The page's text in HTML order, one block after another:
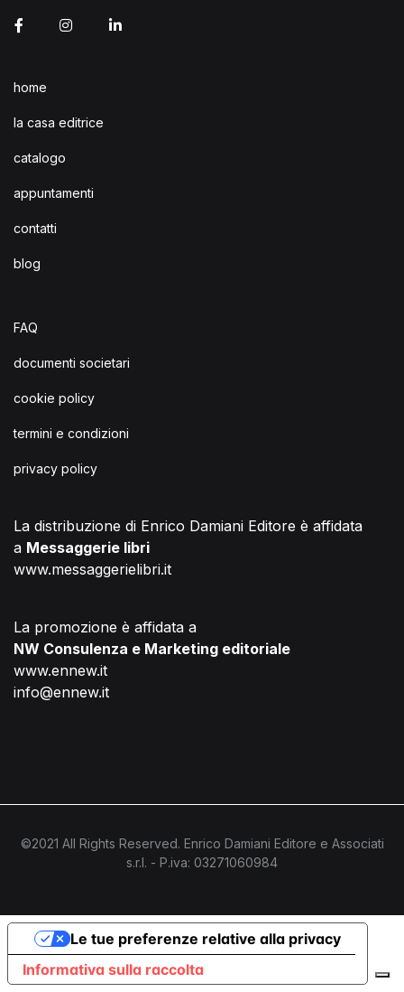
home
la casa editrice
catalogo
appuntamenti
contatti
blog
FAQ
documenti societari
cookie policy
termini e condizioni
privacy policy
La distribuzione di Enrico Damiani Editore è affidata
a Messaggerie libri
www.messaggerielibri.it
La promozione è affidata a
NW Consulenza e Marketing editoriale
www.ennew.it
info@ennew.it
©2021 All Rights Reserved. Enrico Damiani Editore e Associati
s.r.l. - P.iva: 03271060984
Informativa sulla raccolta
Le tue preferenze relative alla privacy